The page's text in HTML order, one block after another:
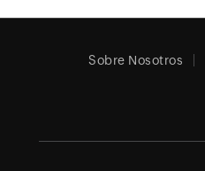
Sobre Nosotros